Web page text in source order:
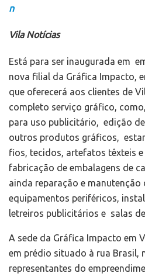
Vila Notícias
Está para ser inaugurada em
nova filial da Gráfica Impacto,
que oferecerá aos clientes de
completo serviço gráfico,
para uso publicitário, edição
outros produtos gráficos,
fios, tecidos, artefatos têxteis
fabricação de embalagens de
ainda reparação e
equipamentos periféricos,
letreiros publicitários e salas
A sede da Gráfica Impacto em
em prédio situado à rua Brasil,
representantes do